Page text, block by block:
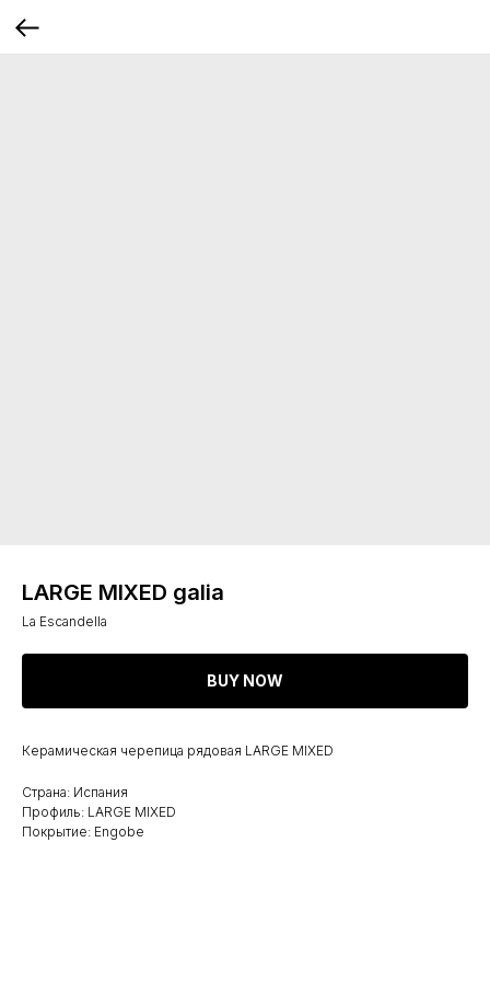
LARGE MIXED galia
La Escandella
BUY NOW
Керамическая черепица рядовая LARGE MIXED
Страна: Испания
Профиль: LARGE MIXED
Покрытие: Engobe